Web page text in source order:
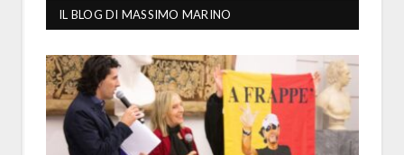
IL BLOG DI MASSIMO MARINO